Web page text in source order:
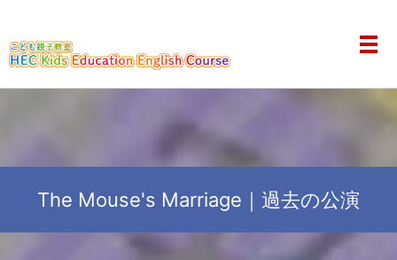
メ
The Mouse's Marriage｜過去の公演